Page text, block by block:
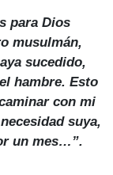
para Dios
musulmán,
sucedido,
hambre. Esto
con mi
suya,
un mes…”.